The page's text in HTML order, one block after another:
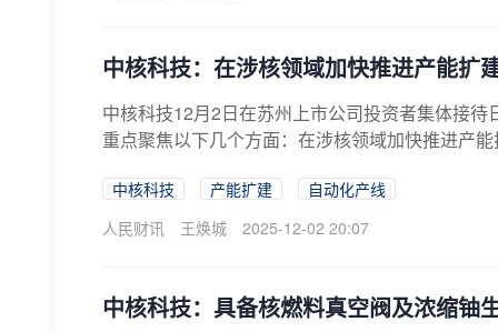
中核科技：在涉核领域加快推进产能扩
中核科技12月2日在苏州上市公司投资者集体接
重点聚焦以下几个方面：在涉核领域加快推进产
中核科技 产能扩建
自动化产线
人民财讯
王焕城 2025-12-02 20:07
中核科技：具备核燃料真空阀及浓缩铀